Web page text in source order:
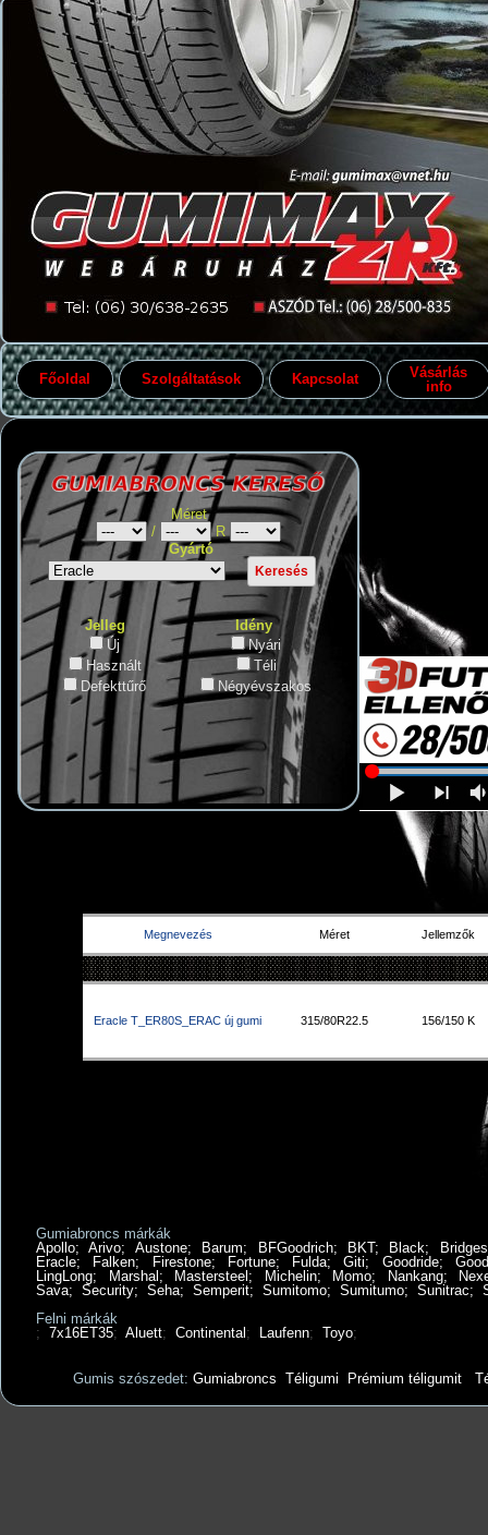
Főoldal Szolgáltatások Kapcsolat
Vásárlás
info
Méret
/
R
Gyártó
Jelleg
Új
Használt
Defekttűrő
Idény
Nyári
Téli
Négyévszakos
Megnevezés Méret Jellemzők
Eracle T_ER80S_ERAC új gumi 315/80R22.5 156/150 K
Gumiabroncs márkák
Apollo;Arivo; Austone; Barum; BFGoodrich; BKT; Black;
Eracle; Falken; Firestone; Fortune; Fulda;Giti; Goodride;
LingLong; Marshal; Mastersteel; Michelin; Momo; Nankang;
Sava; Security; Seha; Semperit; Sumitomo; Sumitumo; Sunitrac;
Felni márkák
; 7x16ET35; Aluett; Continental; Laufenn; Toyo;
Gumis szószedet: Gumiabroncs Téligumi Prémium téligumit